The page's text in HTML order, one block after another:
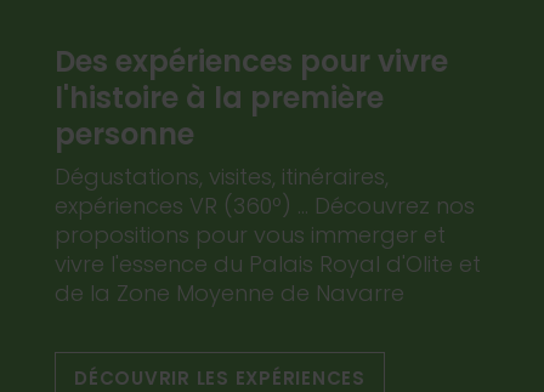
Des expériences pour vivre
l'histoire à la première
personne
Dégustations, visites, itinéraires,
expériences VR (360º) ... Découvrez nos
propositions pour vous immerger et
vivre l'essence du Palais Royal d'Olite et
de la Zone Moyenne de Navarre
DÉCOUVRIR LES EXPÉRIENCES